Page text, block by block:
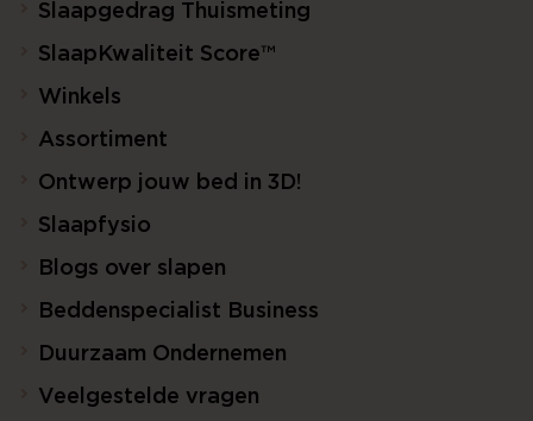
Slaapgedrag Thuismeting
SlaapKwaliteit Score™
Winkels
Assortiment
Ontwerp jouw bed in 3D!
Slaapfysio
Blogs over slapen
Beddenspecialist Business
Duurzaam Ondernemen
Veelgestelde vragen